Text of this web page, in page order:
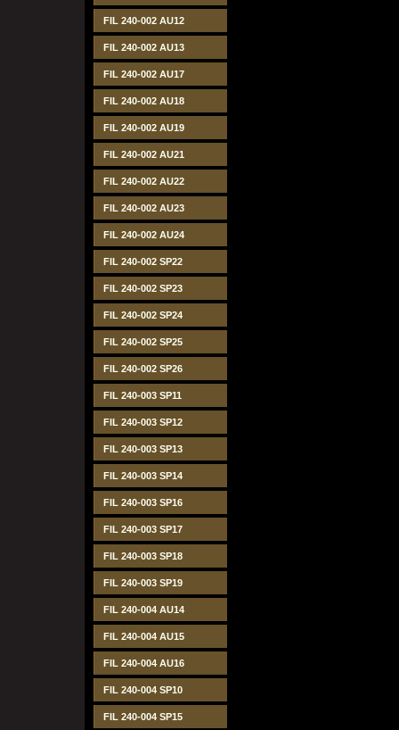
FIL 240-002 AU12
FIL 240-002 AU13
FIL 240-002 AU17
FIL 240-002 AU18
FIL 240-002 AU19
FIL 240-002 AU21
FIL 240-002 AU22
FIL 240-002 AU23
FIL 240-002 AU24
FIL 240-002 SP22
FIL 240-002 SP23
FIL 240-002 SP24
FIL 240-002 SP25
FIL 240-002 SP26
FIL 240-003 SP11
FIL 240-003 SP12
FIL 240-003 SP13
FIL 240-003 SP14
FIL 240-003 SP16
FIL 240-003 SP17
FIL 240-003 SP18
FIL 240-003 SP19
FIL 240-004 AU14
FIL 240-004 AU15
FIL 240-004 AU16
FIL 240-004 SP10
FIL 240-004 SP15